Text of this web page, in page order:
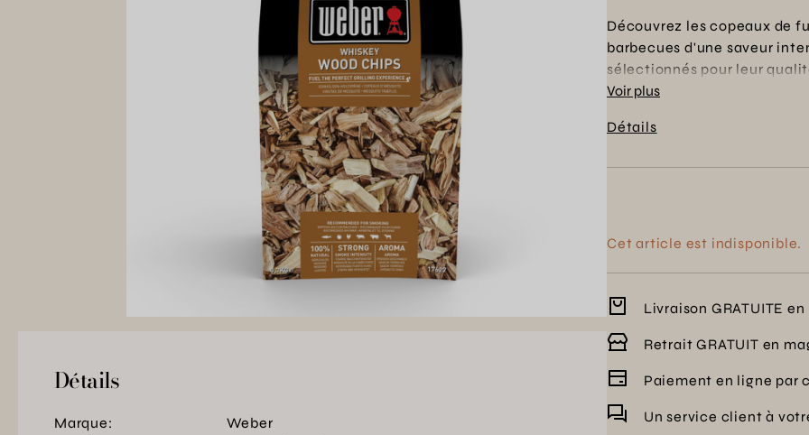
Détails
Marque:
Weber
Découvrez les copeaux de
barbecues d'une saveur
sélectionnés pour leur
régulière, garantissant un
gourmande et conviviale à
Voir plus
Détails
Cet article est indisponible.
Livraison GRATUITE
Retrait GRATUIT en
Paiement en ligne par
Un service client à